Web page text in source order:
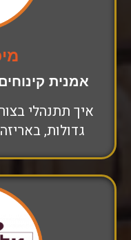
אמנית
איך תתנהלי
גדולות,